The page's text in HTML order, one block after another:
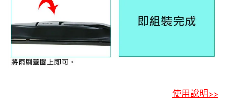
使用說明>>